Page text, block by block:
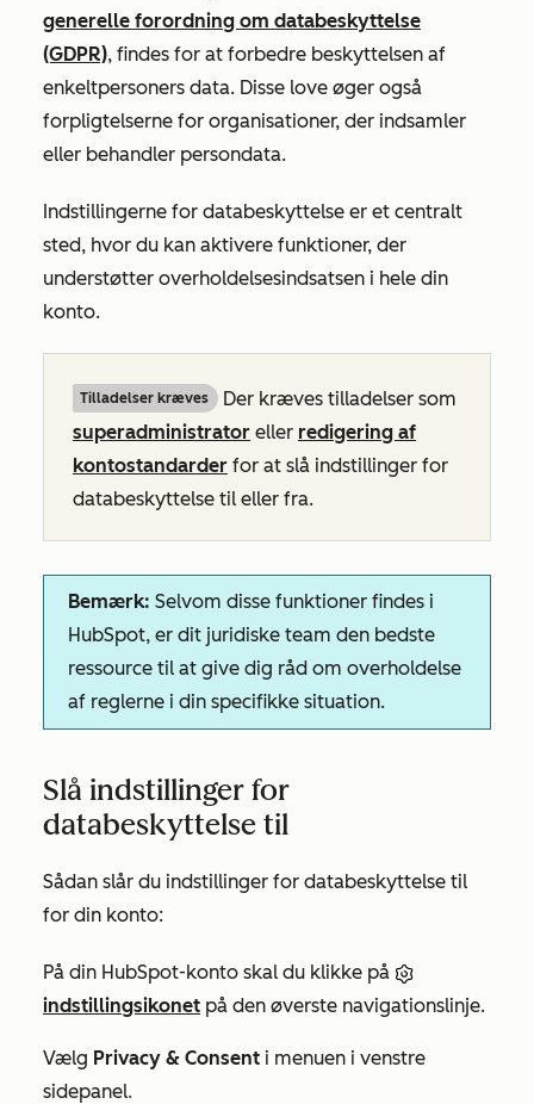
generelle forordning om databeskyttelse
(GDPR), findes for at forbedre beskyttelsen af
enkeltpersoners data. Disse love øger også
forpligtelserne for organisationer, der indsamler
eller behandler persondata.
Indstillingerne for databeskyttelse er et centralt
sted, hvor du kan aktivere funktioner, der
understøtter overholdelsesindsatsen i hele din
konto.
Tilladelser kræves
Der kræves tilladelser som
superadministrator eller redigering af
kontostandarder for at slå indstillinger for
databeskyttelse til eller fra.
Bemærk: Selvom disse funktioner findes i
HubSpot, er dit juridiske team den bedste
ressource til at give dig råd om overholdelse
af reglerne i din specifikke situation.
Slå indstillinger for
databeskyttelse til
Sådan slår du indstillinger for databeskyttelse til
for din konto:
På din HubSpot-konto skal du klikke på
indstillingsikonet på den øverste navigationslinje.
Vælg Privacy & Consent i menuen i venstre
sidepanel.